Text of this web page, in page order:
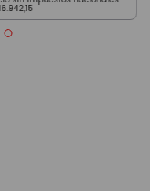
.942,15